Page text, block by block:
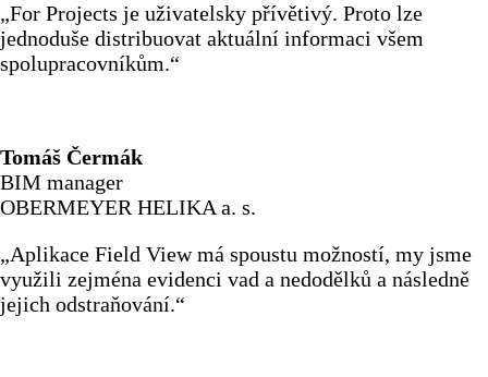
„For Projects je uživatelsky přívětivý. Proto lze
jednoduše distribuovat aktuální informaci všem
spolupracovníkům.“
Tomáš Čermák
BIM manager
OBERMEYER HELIKA a. s.
„Aplikace Field View má spoustu možností, my jsme
využili zejména evidenci vad a nedodělků a následně
jejich odstraňování.“